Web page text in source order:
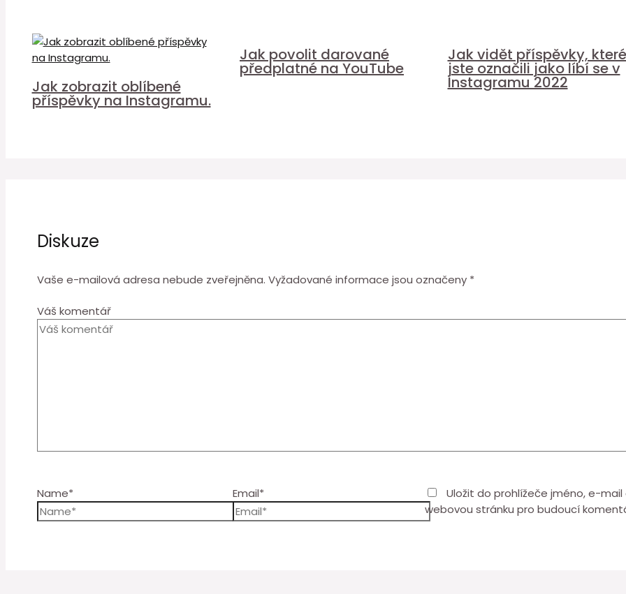
Jak zobrazit oblíbené
příspěvky na Instagramu.
Jak povolit darované
předplatné na YouTube
Jak vidět příspěvky, které
jste označili jako líbí se v
Instagramu 2022
Diskuze
Vaše e-mailová adresa nebude zveřejněna. Vyžadované informace jsou označeny *
Váš komentář
Name* Email*
Uložit do prohlížeče jméno, e-mail
webovou stránku pro budoucí